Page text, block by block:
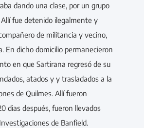
dando una clase, por un grupo
fue detenido ilegalmente y
de militancia y vecino,
En dicho domicilio permanecieron
en que Sartirana regresó de su
atados y y trasladados a la
de Quilmes. Allí fueron
dias después, fueron llevados
de Banfield.